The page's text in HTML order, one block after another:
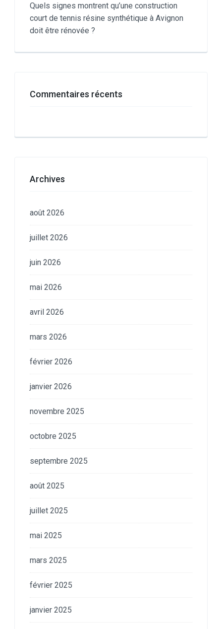
Quels signes montrent qu’une construction
court de tennis résine synthétique à Avignon
doit être rénovée ?
Commentaires récents
Archives
août 2026
juillet 2026
juin 2026
mai 2026
avril 2026
mars 2026
février 2026
janvier 2026
novembre 2025
octobre 2025
septembre 2025
août 2025
juillet 2025
mai 2025
mars 2025
février 2025
janvier 2025